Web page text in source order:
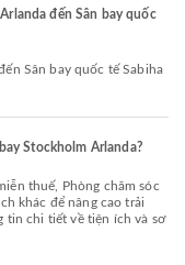
đến Sân bay quốc
Stockholm Arlanda?
khác để nâng cao trải
tin chi tiết về tiện ích và sơ